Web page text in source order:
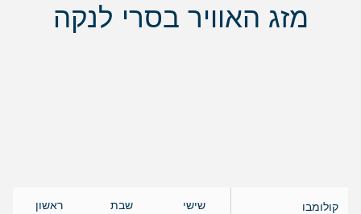
מזג האוויר בסרי לנקה
קולומבו
שישי שבת ראשון